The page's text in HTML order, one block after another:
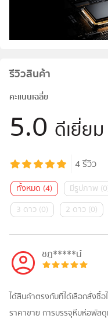
รีวิวสินค้า
คะแนนเฉลี่ย
5.0 ดีเยี่ยม
4รีวิว
ทั้งหมด (4) มีรูปภาพ (0
3 ดาว (0) 2 ดาว (0)
ชฎ*****น์
ได้สินค้าตรงกับที่ได้เลือกสั่ง
ราคาขาย การบรรจุหีบห่อพัส